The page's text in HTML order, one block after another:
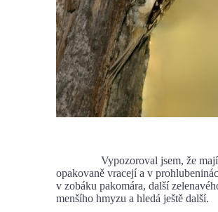
Vypozoroval jsem, že mají
opakovaně vracejí a v
v zobáku pakomára, další
menšího hmyzu a hledá ještě další.